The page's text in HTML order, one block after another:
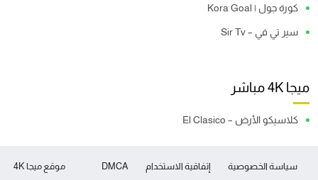
كورة جول | Kora Goal
سير تي في – Sir Tv
ميجا 4K مباشر
كلاسيكو الأرض – El Clasico
موقع ميجا 4K سياسة الخصوصية إتفاقية الاستخدام DMCA